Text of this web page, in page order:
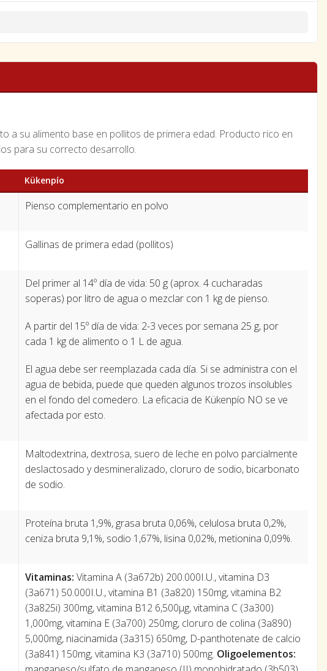
a su alimento base en pollitos de primera edad. Producto rico en
para su correcto desarrollo.
Kükenpío
Pienso complementario en polvo
Gallinas de primera edad (pollitos)
Del primer al 14º día de vida: 50 g (aprox. 4 cucharadas
soperas) por litro de agua o mezclar con 1 kg de pienso.
A partir del 15º día de vida: 2-3 veces por semana 25 g, por
cada 1 kg de alimento o 1 L de agua.
El agua debe ser reemplazada cada día. Si se administra con el
agua de bebida, puede que queden algunos trozos insolubles
en el fondo del comedero. La eficacia de Kükenpío NO se ve
afectada por esto.
Maltodextrina, dextrosa, suero de leche en polvo parcialmente
deslactosado y desmineralizado, cloruro de sodio, bicarbonato
de sodio.
Proteína bruta 1,9%, grasa bruta 0,06%, celulosa bruta 0,2%,
ceniza bruta 9,1%, sodio 1,67%, lisina 0,02%, metionina 0,09%.
Vitaminas: Vitamina A (3a672b) 200.000I.U., vitamina D3
(3a671) 50.000I.U., vitamina B1 (3a820) 150mg, vitamina B2
(3a825i) 300mg, vitamina B12 6,500μg, vitamina C (3a300)
1,000mg, vitamina E (3a700) 250mg, cloruro de colina (3a890)
5,000mg, niacinamida (3a315) 650mg, D-panthotenate de calcio
(3a841) 150mg, vitamina K3 (3a710) 500mg. Oligoelementos: